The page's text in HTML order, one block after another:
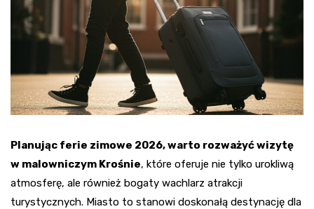
Planując ferie zimowe 2026, warto rozważyć wizytę
w malowniczym Krośnie, które oferuje nie tylko urokliwą
atmosferę, ale również bogaty wachlarz atrakcji
turystycznych. Miasto to stanowi doskonałą destynację dla